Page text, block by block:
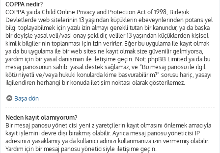
COPPA nedir?
COPPA ya da Child Online Privacy and Protection Act of 1998, Birleşik
Devletlerde web sitelerinin 13 yaşından küçüklerin ebeveynlerinden potansiyel
bilgi toplayabilmek için yazılı izin almayı gerekli tutan bir kanundur, ya da başka
bir deyişle yasal veli/vasi onay şeklidir, veliler 13 yaşından küçüklerden kişisel
kimlik bilgilerinin toplanması için izin verirler. Eğer bu uygulama ile kayıt olmak
ya da bu uygulama ile bir web sitesine kayıt olmak size güvenilir gelmiyorsa,
yardım için bir yasal danışman ile iletişime geçin. Not: phpBB Limited ya da bu
mesaj panosunun sahibi yasal destek sağlamaz, ve “Bu mesaj panosu ile ilgili
kötü niyetli ve/veya hukuki konularda kime başvurabilirim?” sorusu hariç, yasayı
ilgilendiren herhangi bir konuda iletişim noktası olarak gösterilemez.
Başa dön
Neden kayıt olamıyorum?
Bir mesaj panosu yöneticisi yeni ziyaretçilerin kayıt olmasını önlemek amacıyla
kayıt işlemini devre dışı bırakmış olabilir. Ayrıca mesaj panosu yöneticisi IP
adresinizi yasaklamış ya da kullanıcı adınızı kullanmanıza izin vermemiş olabilir.
Yardım için bir mesaj panosu yöneticisiyle iletişime geçin.